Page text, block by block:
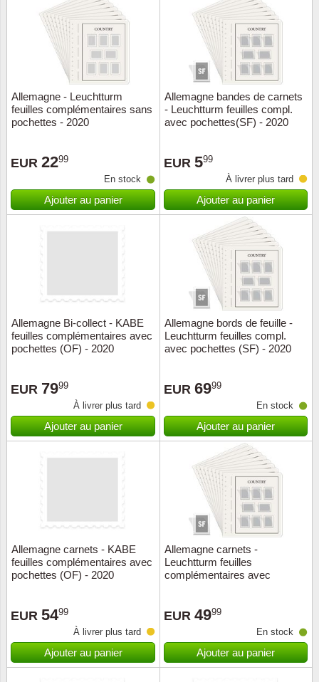
Allemagne - Leuchtturm
feuilles complémentaires sans
pochettes - 2020
EUR 2299
En stock
Ajouter au panier
Allemagne bandes de carnets
- Leuchtturm feuilles compl.
avec pochettes(SF) - 2020
EUR 599
À livrer plus tard
Ajouter au panier
Allemagne Bi-collect - KABE
feuilles complémentaires avec
pochettes (OF) - 2020
EUR 7999
À livrer plus tard
Ajouter au panier
Allemagne bords de feuille -
Leuchtturm feuilles compl.
avec pochettes (SF) - 2020
EUR 6999
En stock
Ajouter au panier
Allemagne carnets - KABE
feuilles complémentaires avec
pochettes (OF) - 2020
EUR 5499
À livrer plus tard
Ajouter au panier
Allemagne carnets -
Leuchtturm feuilles
complémentaires avec
EUR 4999
En stock
Ajouter au panier